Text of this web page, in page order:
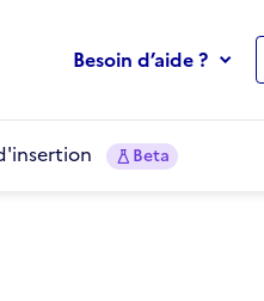
Besoin d’aide ?
Beta